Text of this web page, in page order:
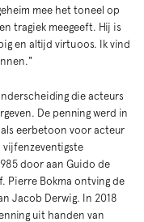
mee het toneel op
tragiek meegeeft. Hij is
en altijd virtuoos. Ik vind
die acteurs
De penning werd in
als eerbetoon voor acteur
vijfenzeventigste
door aan Guido de
Pierre Bokma ontving de
Jacob Derwig. In 2018
uit handen van